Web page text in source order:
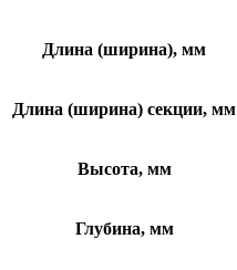
Длина (ширина), мм
Длина (ширина) секции, мм
Высота, мм
Глубина, мм